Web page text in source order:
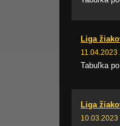
Liga
11.04.2023
Tabuľka
Liga
10.03.2023